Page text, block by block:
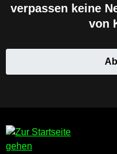
verpassen keine
von